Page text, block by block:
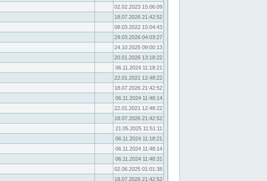
02.02.2023 15:06:09
18.07.2026 21:42:52
08.03.2022 15:04:43
29.03.2026 04:03:27
24.10.2025 09:00:13
20.01.2026 13:18:22
06.11.2024 11:18:21
22.01.2021 12:48:22
18.07.2026 21:42:52
06.11.2024 11:48:14
22.01.2021 12:48:22
18.07.2026 21:42:52
21.05.2025 11:51:11
06.11.2024 11:18:21
06.11.2024 11:48:14
06.11.2024 11:48:31
02.06.2025 01:01:38
18.07.2026 21:42:52